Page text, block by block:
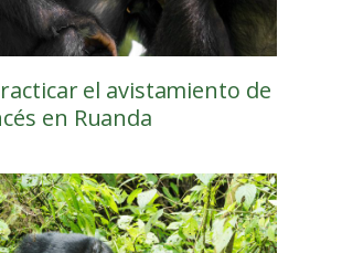
el avistamiento de
en Ruanda